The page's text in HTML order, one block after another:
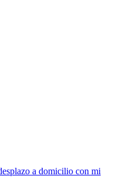
a domicilio con mi